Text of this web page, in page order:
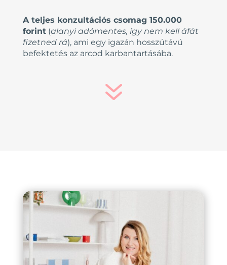
A teljes konzultációs csomag 150.000
forint(alanyi adómentes, így nem kell áfát
fizetned rá), ami egy igazán hosszútávú
befektetés az arcod karbantartásába.
7